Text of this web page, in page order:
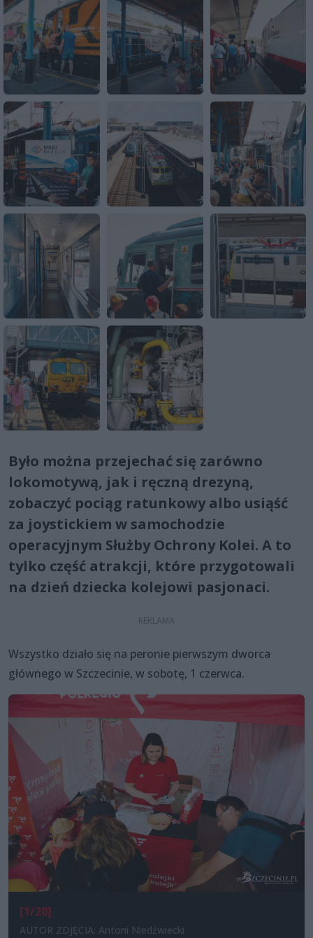
Było można przejechać się zarówno
lokomotywą, jak i ręczną drezyną,
zobaczyć pociąg ratunkowy albo usiąść
za joystickiem w samochodzie
operacyjnym Służby Ochrony Kolei. A to
tylko część atrakcji, które przygotowali
na dzień dziecka kolejowi pasjonaci.
Wszystko działo się na peronie pierwszym dworca
głównego w Szczecinie, w sobotę, 1 czerwca.
[1/20]
AUTOR ZDJĘCIA: Antoni Niedźwiecki